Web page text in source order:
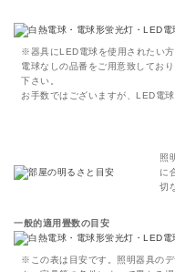
※器具にLED電球を使用されたい方
電球なしの品番をご用意致してお
下さい。
お手数ではございますが、LED電
照
に
切
一般的適用畳数の目安
※この表は目安です。照明器具の